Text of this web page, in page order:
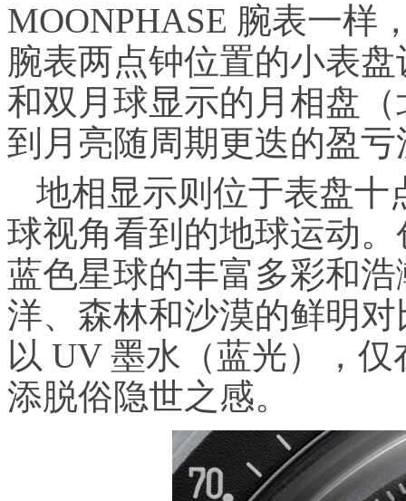
MOONPHASE 腕表一样
腕表两点钟位置的小表
和双月球显示的月相盘
到月亮随周期更迭的盈亏
地相显示则位于表盘十
球视角看到的地球运动
蓝色星球的丰富多彩和
洋、森林和沙漠的鲜明
以 UV 墨水（蓝光），
添脱俗隐世之感。